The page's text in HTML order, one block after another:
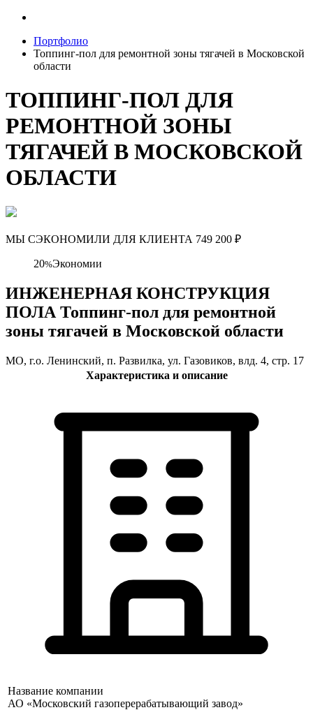
Портфолио
Топпинг-пол для ремонтной зоны тягачей в Московской
области
ТОППИНГ-ПОЛ ДЛЯ
РЕМОНТНОЙ ЗОНЫ
ТЯГАЧЕЙ В МОСКОВСКОЙ
ОБЛАСТИ
МЫ СЭКОНОМИЛИ ДЛЯ КЛИЕНТА 749 200 ₽
20%Экономии
ИНЖЕНЕРНАЯ КОНСТРУКЦИЯ
ПОЛА Топпинг-пол для ремонтной
зоны тягачей в Московской области
МО, г.о. Ленинский, п. Развилка, ул. Газовиков, влд. 4, стр. 17
Характеристика и описание
Название компании
АО «Московский газоперерабатывающий завод»